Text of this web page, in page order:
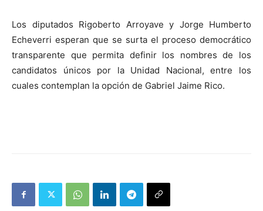
Los diputados Rigoberto Arroyave y Jorge Humberto
Echeverri esperan que se surta el proceso democrático
transparente que permita definir los nombres de los
candidatos únicos por la Unidad Nacional, entre los
cuales contemplan la opción de Gabriel Jaime Rico.